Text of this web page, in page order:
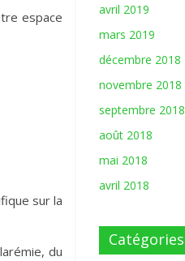
espace
sur la
du
avril 2019
mars 2019
décembre 2018
novembre 2018
septembre 2018
août 2018
mai 2018
avril 2018
Catégories